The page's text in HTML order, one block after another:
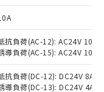
抗負荷(AC-12): AC24V 10A/
導負荷(AC-15): AC24V
抗負荷(DC-12): DC24V 8A/
導負荷(DC-13): DC24V 4A/
10物質）の
能な商品で
質）の非含
予定のある